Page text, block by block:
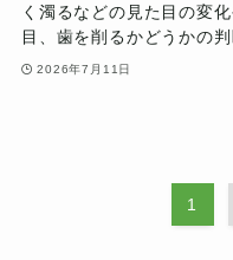
く濁るなどの見た目の変
目、歯を削るかどうかの
2026年7月11日
1